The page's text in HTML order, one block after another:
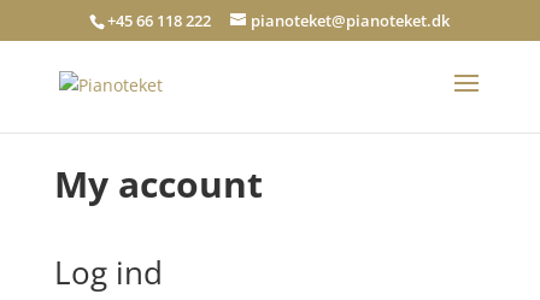
+45 66 118 222 pianoteket@pianoteket.dk
My account
Log ind